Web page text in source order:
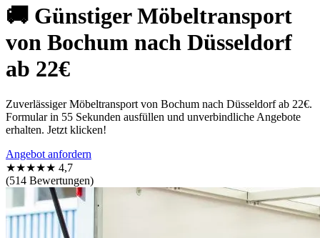
🚚 Günstiger Möbeltransport
von Bochum nach Düsseldorf
ab 22€
Zuverlässiger Möbeltransport von Bochum nach Düsseldorf ab 22€.
Formular in 55 Sekunden ausfüllen und unverbindliche Angebote
erhalten. Jetzt klicken!
Angebot anfordern
★★★★★ 4,7
(514 Bewertungen)